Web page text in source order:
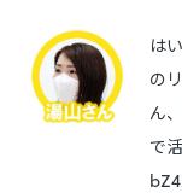
は
の
ん
で